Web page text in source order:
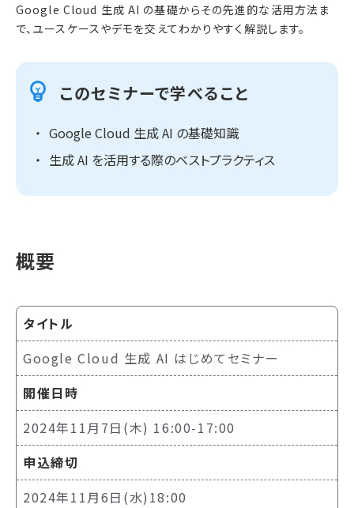
Google Cloud 生成 AI の基礎からその先進的な活用方法ま
で、ユースケースやデモを交えてわかりやすく解説します。
このセミナーで学べること
Google Cloud 生成 AI の基礎知識
生成 AI を活用する際のベストプラクティス
概要
タイトル
Google Cloud 生成 AI はじめてセミナー
開催日時
2024年11月7日(木) 16:00-17:00
申込締切
2024年11月6日(水)18:00